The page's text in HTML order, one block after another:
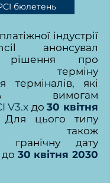
бюлетень
індустрії
анонсувал
рішення про
терміну
терміналів, які
вимогам
V3.x до30 квітня
цього типу
також
гранічну дату
до 30 квітня 2030